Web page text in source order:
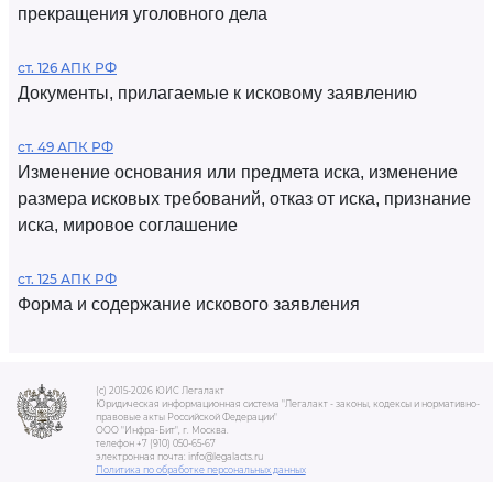
прекращения уголовного дела
ст. 126 АПК РФ
Документы, прилагаемые к исковому заявлению
ст. 49 АПК РФ
Изменение основания или предмета иска, изменение
размера исковых требований, отказ от иска, признание
иска, мировое соглашение
ст. 125 АПК РФ
Форма и содержание искового заявления
(c) 2015-2026 ЮИС Легалакт
Юридическая информационная система "Легалакт - законы, кодексы и нормативно-
правовые акты Российской Федерации"
ООО "Инфра-Бит", г. Москва.
телефон +7 (910) 050-65-67
электронная почта: info@legalacts.ru
Политика по обработке персональных данных